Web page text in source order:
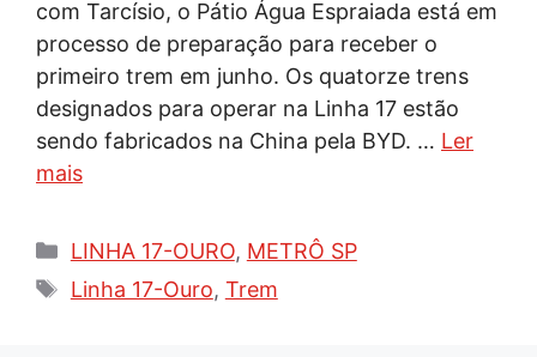
com Tarcísio, o Pátio Água Espraiada está em
processo de preparação para receber o
primeiro trem em junho. Os quatorze trens
designados para operar na Linha 17 estão
sendo fabricados na China pela BYD. … Ler
mais
Categorias
LINHA 17-OURO, METRÔ SP
Tags
Linha 17-Ouro, Trem